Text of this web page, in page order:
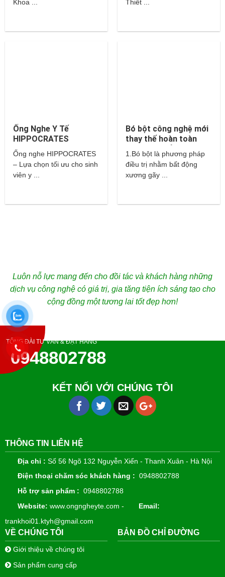
Khoa ...
Thiết ...
Ống Nghe Y Tế
HIPPOCRATES
Ống nghe HIPPOCRATES
– Lựa chọn tối ưu cho sinh
viên y ...
Bó bột công nghệ mới
thay thế hoàn toàn
cho bột thuỷ tinh và
thạch cao?
1.Bó bột là phương pháp
điều trị nhằm bất động
xương gãy ...
Luôn nỗ lực mang đến cho đồi tác và khách hàng những
dịch vụ công nghệ có giá trị, gia tăng tiện ích sáng tạo cho
cộng đồng một tương lai tốt đẹp hơn!
TỔNG ĐÀI TƯ VẤN & ĐẶT HÀNG
0948802788
KẾT NỐI VỚI CHÚNG TÔI
THÔNG TIN LIÊN HỆ
Địa chỉ : Số 56 Ngõ 132 Nguyễn Xiển - Thanh Xuân - Hà Nội
Điện thoại chăm sóc khách hàng : 0948802788
Hỗ trợ sản phẩm : 0948802788
Website: www.ongngheyte.com -
Email:
trankhoi01.ktyh@gmail.com
VỀ CHÚNG TÔI
Giới thiệu về chúng tôi
Sản phẩm cung cấp
BẢN ĐỒ CHỈ ĐƯỜNG